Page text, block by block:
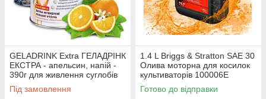
GELADRINK Extra ГЕЛАДРІНК
ЕКСТРА - апельсин, напій -
390г для живлення суглобів
Під замовлення
1.4 L Briggs & Stratton SAE 30
Олива моторна для косилок
культиваторів 100006E
чотири тактна Бригс Стратон
1.4 літра
Готово до відправки